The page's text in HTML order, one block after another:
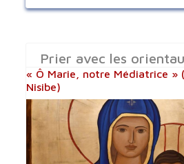
Prier avec les
« Ô Marie, notre Médiatrice »
Nisibe)